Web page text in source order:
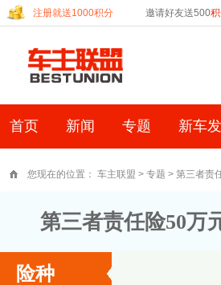
注册就送1000积分 邀请好友送500
首页 新闻 专题 新车
您现在的位置： 车主联盟 > 专题 > 第三者责
第三者责任险50万
险种